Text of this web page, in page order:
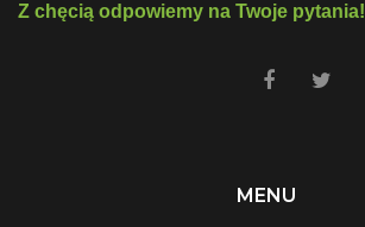
Z chęcią odpowiemy na Twoje pytania!
MENU